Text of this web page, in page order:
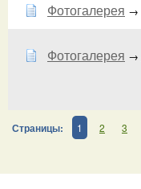
Фотогалерея →
Фотогалерея →
Страницы: 1 2 3